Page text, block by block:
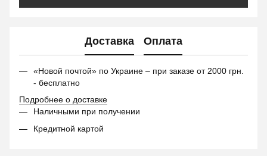
Доставка Оплата
«Новой почтой» по Украине – при заказе от 2000 грн.
- бесплатно
Подробнее о доставке
Наличными при получении
Кредитной картой